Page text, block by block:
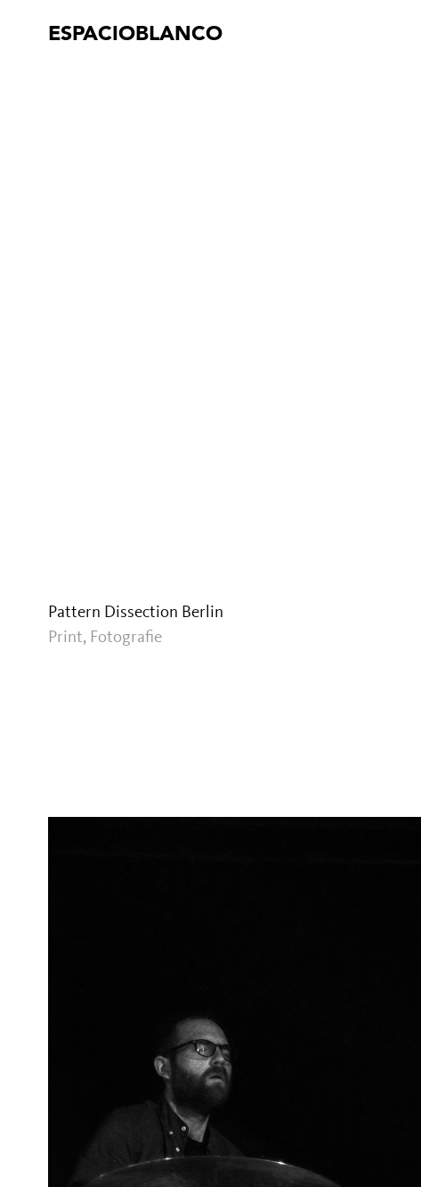
Pattern Dissection Berlin
Print, Fotografie